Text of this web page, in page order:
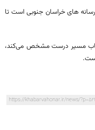
های خراسان جنوبی است تا
مسیر درست مشخص می‌کند،
https://khabarvahonar.ir/news/